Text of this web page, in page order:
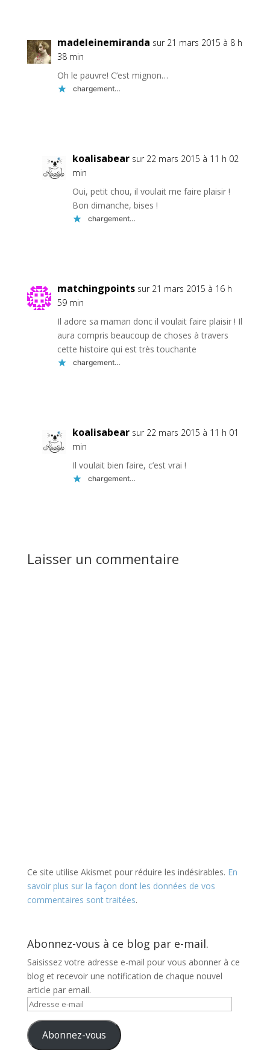
madeleinemiranda sur 21 mars 2015 à 8 h
38 min
Oh le pauvre! C’est mignon…
chargement…
koalisabear sur 22 mars 2015 à 11 h 02
min
Oui, petit chou, il voulait me faire plaisir !
Bon dimanche, bises !
chargement…
matchingpoints sur 21 mars 2015 à 16 h
59 min
Il adore sa maman donc il voulait faire plaisir ! Il
aura compris beaucoup de choses à travers
cette histoire qui est très touchante
chargement…
koalisabear sur 22 mars 2015 à 11 h 01
min
Il voulait bien faire, c’est vrai !
chargement…
Laisser un commentaire
Ce site utilise Akismet pour réduire les indésirables. En
savoir plus sur la façon dont les données de vos
commentaires sont traitées.
Abonnez-vous à ce blog par e-mail.
Saisissez votre adresse e-mail pour vous abonner à ce
blog et recevoir une notification de chaque nouvel
article par email.
Adresse
mail Abonnez-vous